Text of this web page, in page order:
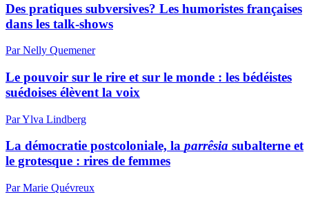
Des pratiques subversives? Les humoristes françaises
dans les talk-shows
Par Nelly Quemener
Le pouvoir sur le rire et sur le monde : les bédéistes
suédoises élèvent la voix
Par Ylva Lindberg
La démocratie postcoloniale, la parrêsia subalterne et
le grotesque : rires de femmes
Par Marie Quévreux